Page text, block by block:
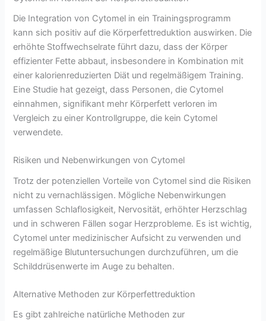
Die Integration von Cytomel in ein Trainingsprogramm
kann sich positiv auf die Körperfettreduktion auswirken. Die
erhöhte Stoffwechselrate führt dazu, dass der Körper
effizienter Fette abbaut, insbesondere in Kombination mit
einer kalorienreduzierten Diät und regelmäßigem Training.
Eine Studie hat gezeigt, dass Personen, die Cytomel
einnahmen, signifikant mehr Körperfett verloren im
Vergleich zu einer Kontrollgruppe, die kein Cytomel
verwendete.
Risiken und Nebenwirkungen von Cytomel
Trotz der potenziellen Vorteile von Cytomel sind die Risiken
nicht zu vernachlässigen. Mögliche Nebenwirkungen
umfassen Schlaflosigkeit, Nervosität, erhöhter Herzschlag
und in schweren Fällen sogar Herzprobleme. Es ist wichtig,
Cytomel unter medizinischer Aufsicht zu verwenden und
regelmäßige Blutuntersuchungen durchzuführen, um die
Schilddrüsenwerte im Auge zu behalten.
Alternative Methoden zur Körperfettreduktion
Es gibt zahlreiche natürliche Methoden zur